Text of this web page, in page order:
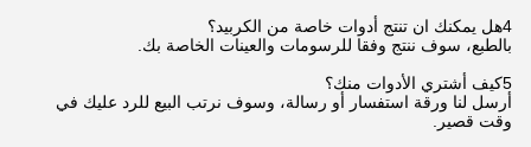
4هل يمكنك ان تنتج أدوات خاصة من الكربيد؟
بالطبع، سوف ننتج وفقا للرسومات والعينات الخاصة بك.
5كيف أشتري الأدوات منك؟
أرسل لنا ورقة استفسار أو رسالة، وسوف نرتب البيع للرد عليك في
وقت قصير.